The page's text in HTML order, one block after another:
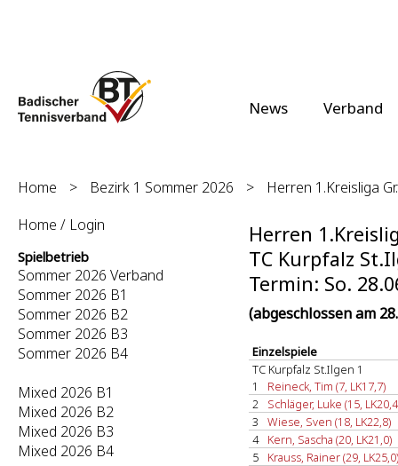
News Verband
Home > Bezirk 1 Sommer 2026 >
Herren 1.Kreisliga
Home / Login
Spielbetrieb
Sommer 2026 Verband
Sommer 2026 B1
Sommer 2026 B2
Sommer 2026 B3
Sommer 2026 B4
Mixed 2026 B1
Mixed 2026 B2
Mixed 2026 B3
Mixed 2026 B4
Herren
TC Kurpfalz
Termin: So.
(abgeschlossen am
Einzelspiele
TC Kurpfalz St.Ilgen 1
1
Reineck, Tim (7, LK17,7)
2
Schläger, Luke (15,
3
Wiese, Sven (18, LK22,8)
4
Kern, Sascha (20, LK21,0)
5
Krauss, Rainer (29, LK25,0)